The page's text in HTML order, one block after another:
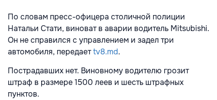
По словам пресс-офицера столичной полиции
Натальи Стати, виноват в аварии водитель Mitsubishi.
Он не справился с управлением и задел три
автомобиля, передаетtv8.md.
Пострадавших нет. Виновному водителю грозит
штраф в размере 1500 леев и шесть штрафных
пунктов.